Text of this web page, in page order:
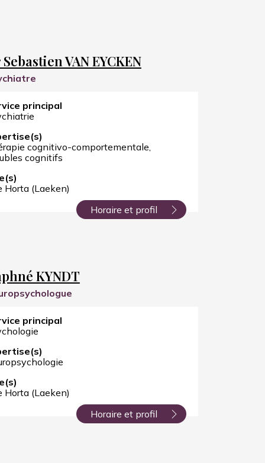
VAN EYCKEN
principal
cognitivo-comportementale
cognitifs
Horta (Laeken)
Horaire et profil
KYNDT
principal
Horta (Laeken)
Horaire et profil